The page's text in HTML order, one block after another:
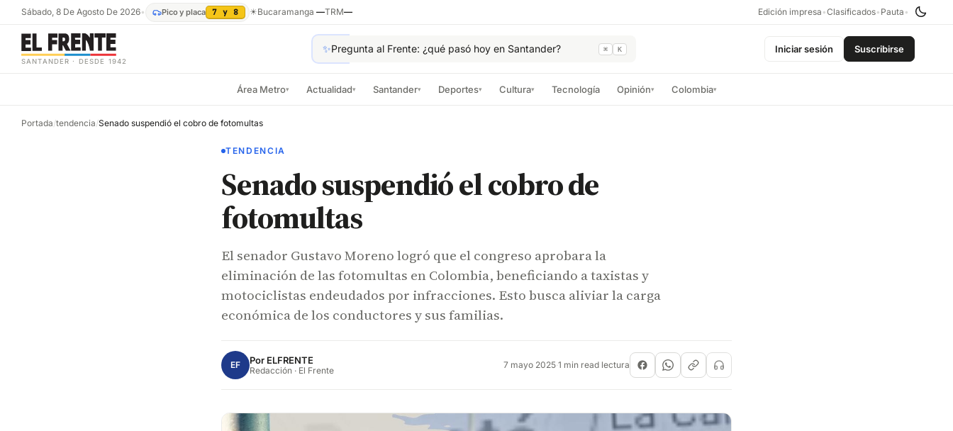
Sábado, 8 De Agosto De 2026• Pico y placa 7 y 8 ☀Bucaramanga —TRM— Edición impresa •Clasificados• Pauta •
SANTANDER · DESDE 1942
✨Pregunta al Frente: ¿qué pasó hoy en Santander? ⌘ K Iniciar sesión Suscribirse
Área Metro▾ Actualidad▾ Santander▾ Deportes▾ Cultura▾ Tecnología Opinión▾ Colombia▾
Portada/tendencia/Senado suspendió el cobro de fotomultas
TENDENCIA
Senado suspendió el cobro de
fotomultas
El senador Gustavo Moreno logró que el congreso aprobara la
eliminación de las fotomultas en Colombia, beneficiando a taxistas y
motociclistas endeudados por infracciones. Esto busca aliviar la carga
económica de los conductores y sus familias.
EF Por ELFRENTE
Redacción · El Frente 7 mayo 2025·1 min read lectura